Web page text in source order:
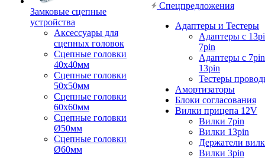
Замковые сцепные
устройства
Аксессуары для
сцепных головок
Сцепные головки
40x40мм
Сцепные головки
50x50мм
Сцепные головки
60x60мм
Сцепные головки
Ø50мм
Сцепные головки
Ø60мм
Спецпредложения
Адаптеры и Тестеры
Адаптеры с
7pin
Адаптеры с
13pin
Тестеры
Амортизаторы
Блоки согласования
Вилки прицепа 12V
Вилки 7pin
Вилки 13pin
Держатели
Вилки 3pin